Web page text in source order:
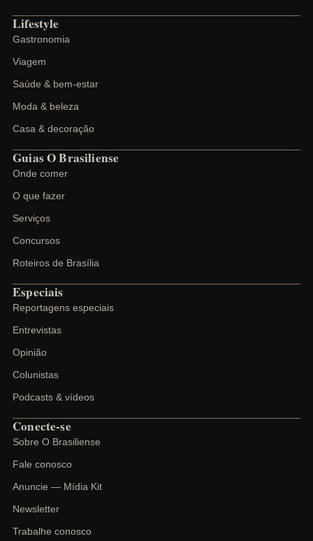
Lifestyle
Gastronomia
Viagem
Saúde & bem-estar
Moda & beleza
Casa & decoração
Guias O Brasiliense
Onde comer
O que fazer
Serviços
Concursos
Roteiros de Brasília
Especiais
Reportagens especiais
Entrevistas
Opinião
Colunistas
Podcasts & vídeos
Conecte-se
Sobre O Brasiliense
Fale conosco
Anuncie — Mídia Kit
Newsletter
Trabalhe conosco